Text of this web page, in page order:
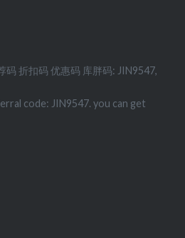
折扣码 优惠码 库胖码: JIN9547,
code: JIN9547. you can get